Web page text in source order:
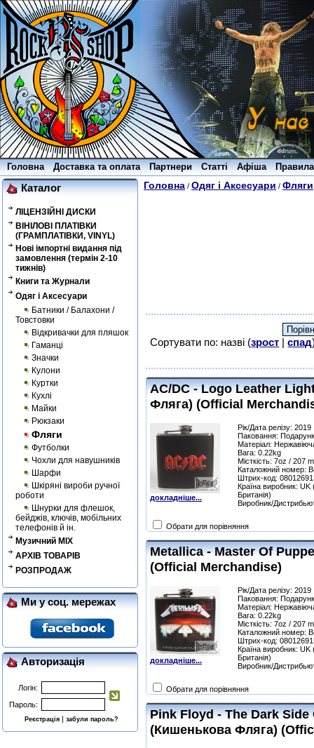
Головна Доставка та оплата Партнери Статті Афіша
Каталог
ЛІЦЕНЗІЙНІ ДИСКИ
ВІНІЛОВІ ПЛАТІВКИ
(ГРАМПЛАТІВКИ, VINYL)
Нові імпортні видання під
замовлення (термін 2-10
тижнів)
Книги та Журнали
Одяг і Аксесуари
Батники / Балахони /
Товстовки
Відкривачки для пляшок
Гаманці
Значки
Кулони
Куртки
Кухлі
Майки
Рюкзаки
Фляги
Футболки
Чохли для навушників
Шарфи
Шкіряні вироби ручної
роботи
Шнурки для флешок,
бейджів, ключів, мобільних
телефонів й ін.
Музичний MIX
АРХІВ ТОВАРІВ
РОЗПРОДАЖ
Ми у соц. мережах
Авторизація
Логін:
Пароль:
Реєстрація |забули пароль?
Головна / Одяг і Аксесуари / Фляги
Сортувати по: назві (зрост |спад
AC/DC - Logo Leather
Фляга) (Official
докладніше...
Рік/Дата релізу: 2019
Паковання:
Матеріал:
Вага: 0.22kg
Місткість: 7oz / 207
Каталожний номер:
Штрих-код:
Країна виробник:
Британія)
Виробник/
Обрати для порівняння
Metallica - Master Of
(Official Merchandise)
докладніше...
Рік/Дата релізу: 2019
Паковання:
Матеріал:
Вага: 0.22kg
Місткість: 7oz / 207
Каталожний номер:
Штрих-код:
Країна виробник:
Британія)
Виробник/
Обрати для порівняння
Pink Floyd - The Dark
(Кишенькова Фляга)